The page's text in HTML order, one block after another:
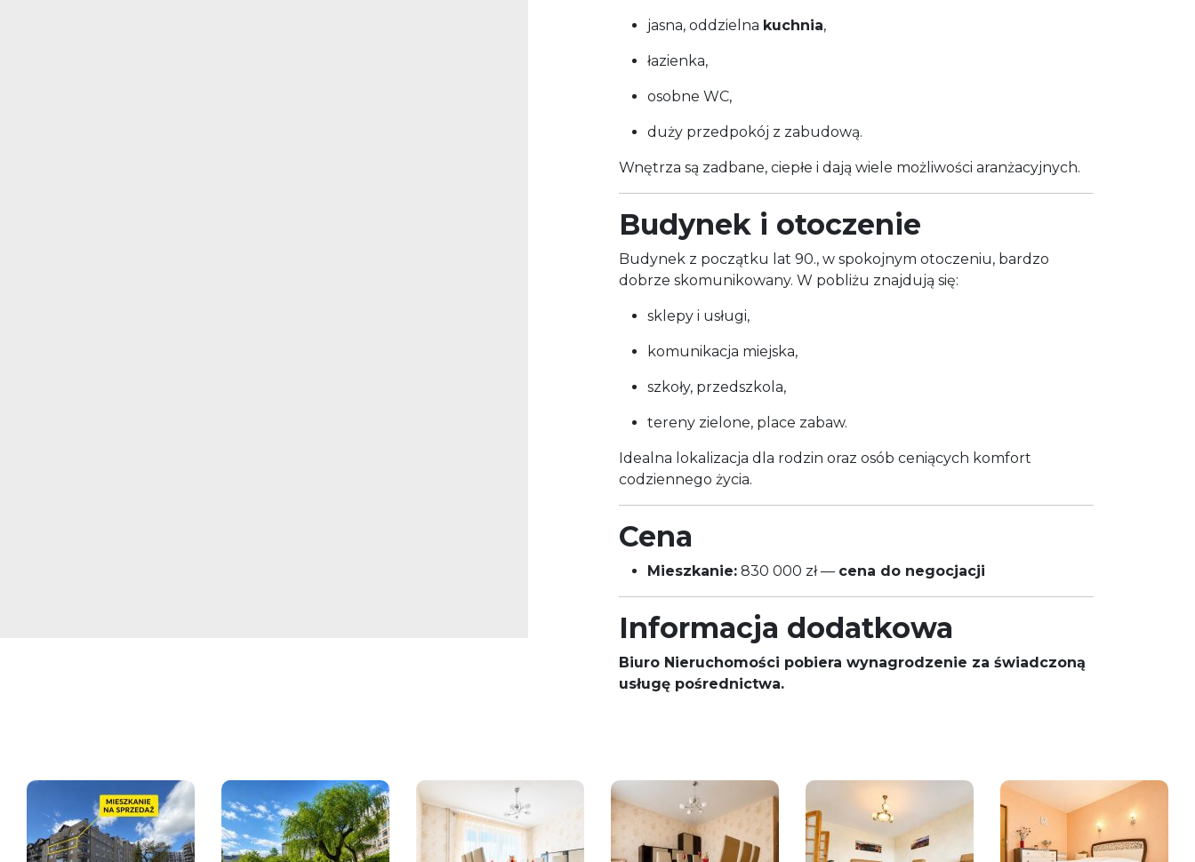
jasna, oddzielna kuchnia,
łazienka,
osobne WC,
duży przedpokój z zabudową.
Wnętrza są zadbane, ciepłe i dają wiele możliwości aranżacyjnych.
Budynek i otoczenie
Budynek z początku lat 90., w spokojnym otoczeniu, bardzo
dobrze skomunikowany. W pobliżu znajdują się:
sklepy i usługi,
komunikacja miejska,
szkoły, przedszkola,
tereny zielone, place zabaw.
Idealna lokalizacja dla rodzin oraz osób ceniących komfort
codziennego życia.
Cena
Mieszkanie:830 000 zł — cena do negocjacji
Informacja dodatkowa
Biuro Nieruchomości pobiera wynagrodzenie za świadczoną
usługę pośrednictwa.